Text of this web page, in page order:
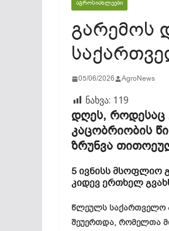
ᲐᲒᲠᲝᲡᲘᲐᲮᲚᲔᲔᲑᲘ
გარემოს
05/06/2026 AgroNews
ნახვა: 119
დღეს, როდესაც
კაცობრიობის
ზრუნვა
5ივნისსმსოფლიო
კიდევერთხელ
წლეულს საქართველო
შეუერთდა, რომელთა